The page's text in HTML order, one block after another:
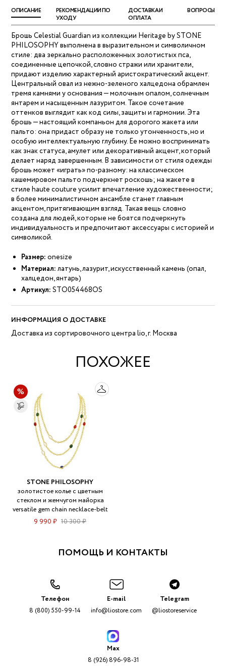
ОПИСАНИЕ
РЕКОМЕНДАЦИИ ПО
УХОДУ
ДОСТАВКА И
ОПЛАТА
ВОПРОСЫ
Брошь Celestial Guardian из коллекции Heritage by STONE
PHILOSOPHY выполнена в выразительном и символичном
стиле: два зеркально расположенных золотистых пса,
соединенные цепочкой, словно стражи или хранители,
придают изделию характерный аристократический акцент.
Центральный овал из нежно-зеленого халцедона обрамлен
тремя камнями у основания — молочным опалом, солнечным
янтарем и насыщенным лазуритом. Такое сочетание
оттенков выглядит как код силы, защиты и гармонии. Эта
брошь — настоящий компаньон для дорогого жакета или
пальто: она придаст образу не только утонченность, но и
особую интеллектуальную глубину. Ее можно воспринимать
как знак статуса, амулет или декоративный акцент, который
делает наряд завершенным. В зависимости от стиля одежды
брошь может «играть» по-разному: на классическом
кашемировом пальто подчеркнет роскошь; на жакете в
стиле haute couture усилит впечатление художественности;
в более минималистичном ансамбле станет главным
акцентом, притягивающим взгляд. Такая вещь словно
создана для людей, которые не боятся подчеркнуть
индивидуальность и предпочитают аксессуары с историей и
символикой.
Размер: onesize
Материал: латунь, лазурит, искусственный камень (опал,
халцедон, янтарь)
Артикул: STO054468OS
ИНФОРМАЦИЯ О ДОСТАВКЕ
Доставка из сортировочного центра lio, г. Москва
ПОХОЖЕЕ
STONE PHILOSOPHY
золотистое колье с цветным
стеклом и жемчугом майорка
versatile gem chain necklace-belt
9 990 ₽ 10 300 ₽
ПОМОЩЬ И КОНТАКТЫ
Телефон
8 (800) 550-99-14
E-mail
info@liostore.com
Telegram
@liostoreservice
Max
8 (926) 896-98-31